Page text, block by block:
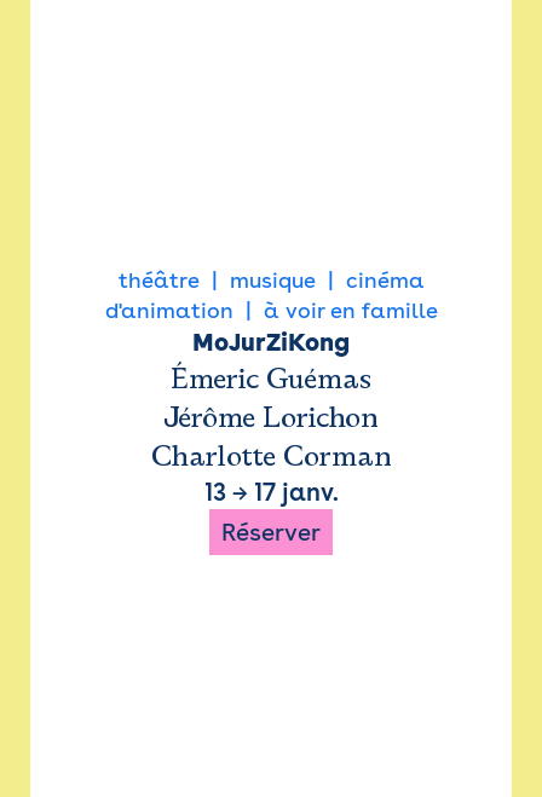
théâtre musique
cinéma
d'animation
à voir en famille
MoJurZiKong
Émeric Guémas
Jérôme Lorichon
Charlotte Corman
13→ 17 janv.
Réserver